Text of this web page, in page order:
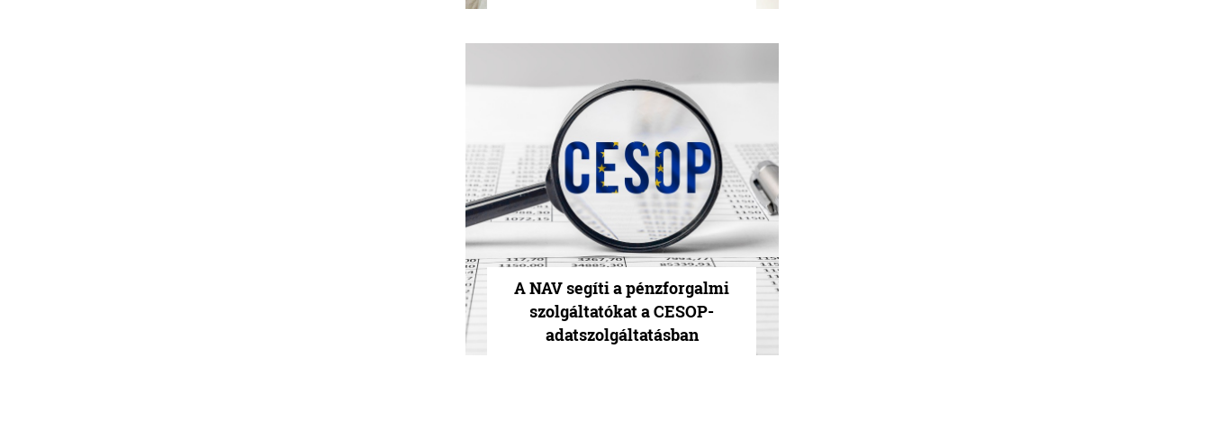
A NAV segíti a pénzforgalmi
szolgáltatókat a CESOP-
adatszolgáltatásban